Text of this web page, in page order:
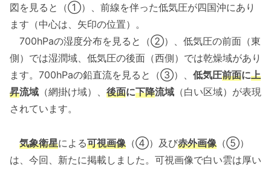
図を見ると（①）、前線を伴った低気圧が四国沖にあり
ます（中心は、矢印の位置）。
700hPaの湿度分布を見ると（②）、低気圧の前面（東
側）では湿潤域、低気圧の後面（西側）では乾燥域があり
ます。700hPaの鉛直流を見ると（③）、 低気圧前面に上
昇流域 （網掛け域）、 後面に下降流域 （白い区域）が表現
されています。
気象衛星による可視画像（④）及び赤外画像（⑤）
は、今回、新たに掲載しました。可視画像で白い雲は厚い